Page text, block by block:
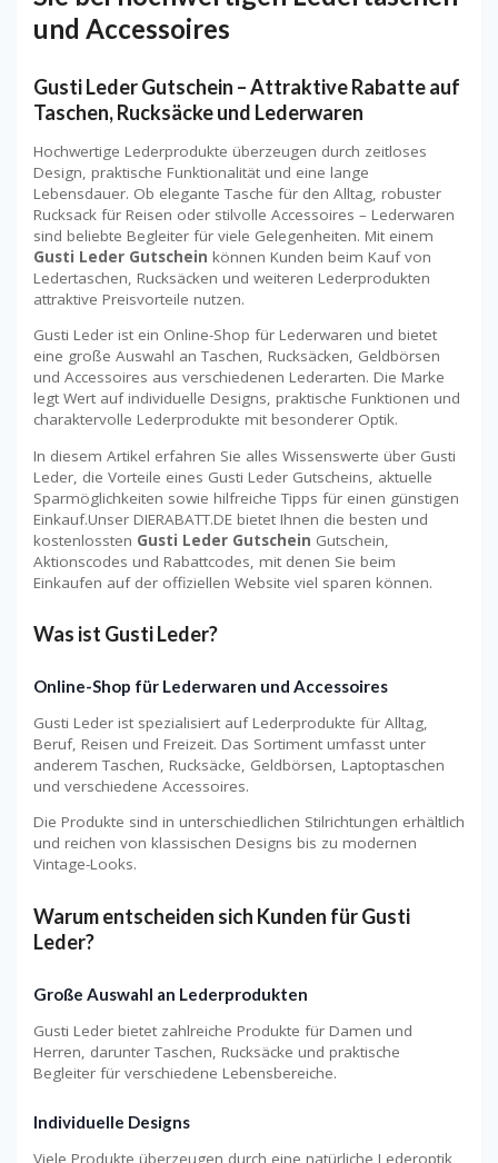
und Accessoires
Gusti Leder Gutschein – Attraktive Rabatte auf
Taschen, Rucksäcke und Lederwaren
Hochwertige Lederprodukte überzeugen durch zeitloses
Design, praktische Funktionalität und eine lange
Lebensdauer. Ob elegante Tasche für den Alltag, robuster
Rucksack für Reisen oder stilvolle Accessoires – Lederwaren
sind beliebte Begleiter für viele Gelegenheiten. Mit einem
Gusti Leder Gutschein können Kunden beim Kauf von
Ledertaschen, Rucksäcken und weiteren Lederprodukten
attraktive Preisvorteile nutzen.
Gusti Leder ist ein Online-Shop für Lederwaren und bietet
eine große Auswahl an Taschen, Rucksäcken, Geldbörsen
und Accessoires aus verschiedenen Lederarten. Die Marke
legt Wert auf individuelle Designs, praktische Funktionen und
charaktervolle Lederprodukte mit besonderer Optik.
In diesem Artikel erfahren Sie alles Wissenswerte über Gusti
Leder, die Vorteile eines Gusti Leder Gutscheins, aktuelle
Sparmöglichkeiten sowie hilfreiche Tipps für einen günstigen
Einkauf.Unser DIERABATT.DE bietet Ihnen die besten und
kostenlossten Gusti Leder Gutschein Gutschein,
Aktionscodes und Rabattcodes, mit denen Sie beim
Einkaufen auf der offiziellen Website viel sparen können.
Was ist Gusti Leder?
Online-Shop für Lederwaren und Accessoires
Gusti Leder ist spezialisiert auf Lederprodukte für Alltag,
Beruf, Reisen und Freizeit. Das Sortiment umfasst unter
anderem Taschen, Rucksäcke, Geldbörsen, Laptoptaschen
und verschiedene Accessoires.
Die Produkte sind in unterschiedlichen Stilrichtungen erhältlich
und reichen von klassischen Designs bis zu modernen
Vintage-Looks.
Warum entscheiden sich Kunden für Gusti
Leder?
Große Auswahl an Lederprodukten
Gusti Leder bietet zahlreiche Produkte für Damen und
Herren, darunter Taschen, Rucksäcke und praktische
Begleiter für verschiedene Lebensbereiche.
Individuelle Designs
Viele Produkte überzeugen durch eine natürliche Lederoptik